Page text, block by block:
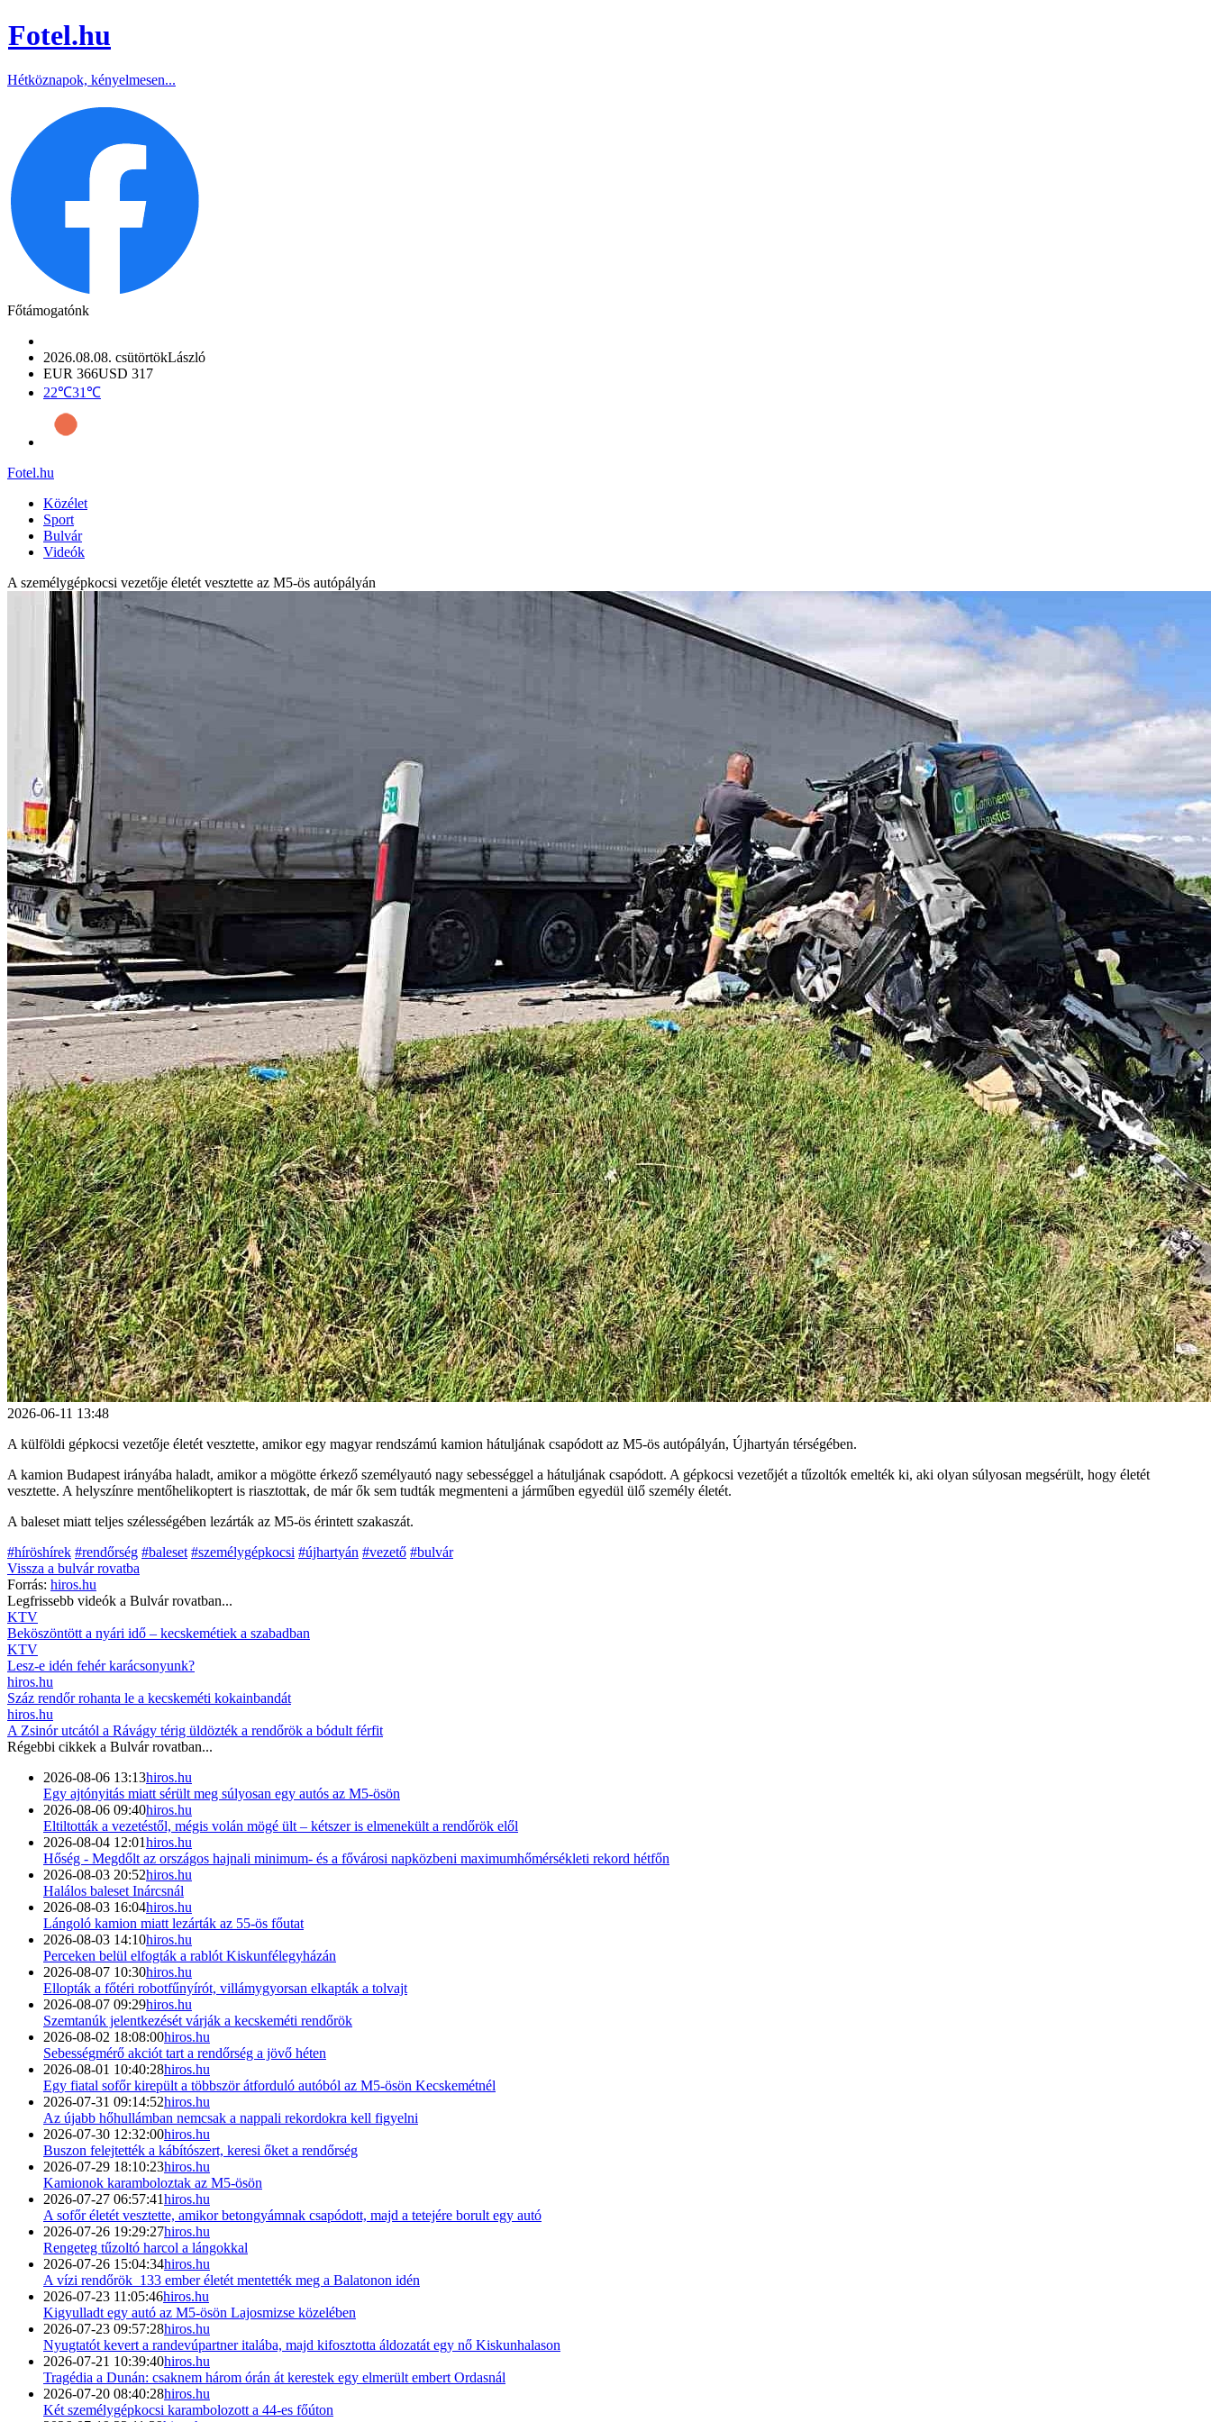
Fotel.hu
Hétköznapok, kényelmesen...
Főtámogatónk
2026.08.08. csütörtökLászló
EUR 366USD 317
22℃31℃
Fotel.hu
Közélet
Sport
Bulvár
Videók
A személygépkocsi vezetője életét vesztette az M5-ös autópályán
2026-06-11 13:48
A külföldi gépkocsi vezetője életét vesztette, amikor egy magyar rendszámú kamion hátuljának csapódott az M5-ös autópályán, Újhartyán térségében.
A kamion Budapest irányába haladt, amikor a mögötte érkező személyautó nagy sebességgel a hátuljának csapódott. A gépkocsi vezetőjét a tűzoltók emelték ki, aki olyan súlyosan megsérült, hogy életét
vesztette. A helyszínre mentőhelikoptert is riasztottak, de már ők sem tudták megmenteni a járműben egyedül ülő személy életét.
A baleset miatt teljes szélességében lezárták az M5-ös érintett szakaszát.
#híröshírek #rendőrség #baleset #személygépkocsi #újhartyán #vezető #bulvár
Vissza a bulvárrovatba
Forrás: hiros.hu
Legfrissebb videók a Bulvárrovatban...
KTV
Beköszöntött a nyári idő – kecskemétiek a szabadban
KTV
Lesz-e idén fehér karácsonyunk?
hiros.hu
Száz rendőr rohanta le a kecskeméti kokainbandát
hiros.hu
A Zsinór utcától a Rávágy térig üldözték a rendőrök a bódult férfit
Régebbi cikkek a Bulvárrovatban...
2026-08-06 13:13hiros.hu
Egy ajtónyitás miatt sérült meg súlyosan egy autós az M5-ösön
2026-08-06 09:40hiros.hu
Eltiltották a vezetéstől, mégis volán mögé ült – kétszer is elmenekült a rendőrök elől
2026-08-04 12:01hiros.hu
Hőség - Megdőlt az országos hajnali minimum- és a fővárosi napközbeni maximumhőmérsékleti rekord hétfőn
2026-08-03 20:52hiros.hu
Halálos baleset Inárcsnál
2026-08-03 16:04hiros.hu
Lángoló kamion miatt lezárták az 55-ös főutat
2026-08-03 14:10hiros.hu
Perceken belül elfogták a rablót Kiskunfélegyházán
2026-08-07 10:30hiros.hu
Ellopták a főtéri robotfűnyírót, villámygyorsan elkapták a tolvajt
2026-08-07 09:29hiros.hu
Szemtanúk jelentkezését várják a kecskeméti rendőrök
2026-08-02 18:08:00hiros.hu
Sebességmérő akciót tart a rendőrség a jövő héten
2026-08-01 10:40:28hiros.hu
Egy fiatal sofőr kirepült a többször átforduló autóból az M5-ösön Kecskemétnél
2026-07-31 09:14:52hiros.hu
Az újabb hőhullámban nemcsak a nappali rekordokra kell figyelni
2026-07-30 12:32:00hiros.hu
Buszon felejtették a kábítószert, keresi őket a rendőrség
2026-07-29 18:10:23hiros.hu
Kamionok karamboloztak az M5-ösön
2026-07-27 06:57:41hiros.hu
A sofőr életét vesztette, amikor betongyámnak csapódott, majd a tetejére borult egy autó
2026-07-26 19:29:27hiros.hu
Rengeteg tűzoltó harcol a lángokkal
2026-07-26 15:04:34hiros.hu
A vízi rendőrök 133 ember életét mentették meg a Balatonon idén
2026-07-23 11:05:46hiros.hu
Kigyulladt egy autó az M5-ösön Lajosmizse közelében
2026-07-23 09:57:28hiros.hu
Nyugtatót kevert a randevúpartner italába, majd kifosztotta áldozatát egy nő Kiskunhalason
2026-07-21 10:39:40hiros.hu
Tragédia a Dunán: csaknem három órán át kerestek egy elmerült embert Ordasnál
2026-07-20 08:40:28hiros.hu
Két személygépkocsi karambolozott a 44-es főúton